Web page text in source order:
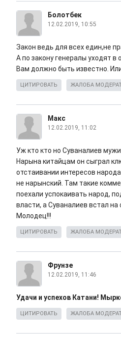
Болотбек
12.02.2019, 10:55
Закон ведь для всех един,не
А по закону генералы уходят в
Вам должно быть известно.
ЦИТИРОВАТЬ ЖАЛОБА
Макс
12.02.2019, 11:02
Уж кто кто но Суваналиев
Нарына китайцам он сыграл
отстаивании интересов
не нарынский. Там такие
поехали успокаивать народ,
власти, а Суваналиев встал на
Молодец!!!
ЦИТИРОВАТЬ ЖАЛОБА
Фрунзе
12.02.2019, 11:46
Удачи и успехов Катани!
ЦИТИРОВАТЬ ЖАЛОБА